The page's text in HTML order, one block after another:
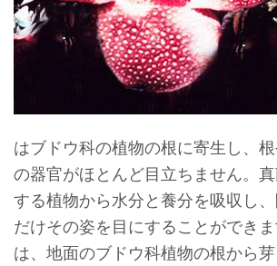
展
報
学
習
リ
ソ
はブドウ科の植物の根に寄生し、
の器官がほとんど目立ちません。
する植物から水分と養分を吸収し
だけその姿を目にすることができ
は、地面のブドウ科植物の根から